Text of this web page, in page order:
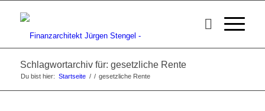
Schlagwortarchiv für: gesetzliche Rente
Du bist hier: Startseite / / gesetzliche Rente